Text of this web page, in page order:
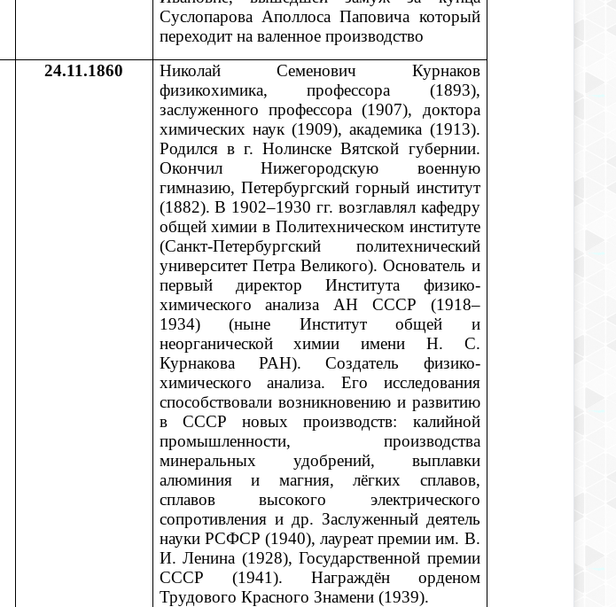
Суслопарова Аполлоса Паповича который
переходит на валенное производство
24.11.1860
Николай Семенович Курнаков
физикохимика, профессора (1893),
заслуженного профессора (1907), доктора
химических наук (1909), академика (1913).
Родился в г. Нолинске Вятской губернии.
Окончил Нижегородскую военную
гимназию, Петербургский горный институт
(1882). В 1902–1930 гг. возглавлял кафедру
общей химии в Политехническом институте
(Санкт-Петербургский политехнический
университет Петра Великого). Основатель и
первый директор Института физико-
химического анализа АН СССР (1918–
1934) (ныне Институт общей и
неорганической химии имени Н. С.
Курнакова РАН). Создатель физико-
химического анализа. Его исследования
способствовали возникновению и развитию
в СССР новых производств: калийной
промышленности, производства
минеральных удобрений, выплавки
алюминия и магния, лёгких сплавов,
сплавов высокого электрического
сопротивления и др. Заслуженный деятель
науки РСФСР (1940), лауреат премии им. В.
И. Ленина (1928), Государственной премии
СССР (1941). Награждён орденом
Трудового Красного Знамени (1939).